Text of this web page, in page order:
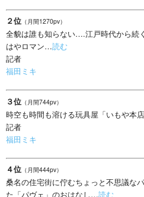
２位 （月間1270pv）
全貌は誰も知らない….江戸時代から続
はやロマン…読む
記者
福田ミキ
３位 （月間744pv）
時空も時間も溶ける玩具屋「いもや本
記者
福田ミキ
４位 （月間444pv）
桑名の住宅街に佇むちょっと不思議な
た「パヴェ」のおはなし…読む